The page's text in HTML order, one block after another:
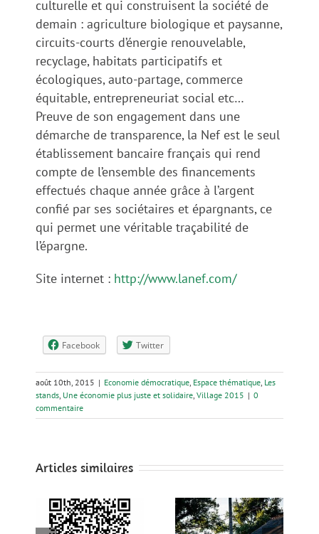
culturelle et qui construisent la société de
demain : agriculture biologique et paysanne,
circuits-courts d’énergie renouvelable,
recyclage, habitats participatifs et
écologiques, auto-partage, commerce
équitable, entrepreneuriat social etc…
Preuve de son engagement dans une
démarche de transparence, la Nef est le seul
établissement bancaire français qui rend
compte de l’ensemble des financements
effectués chaque année grâce à l’argent
confié par ses sociétaires et épargnants, ce
qui permet une véritable traçabilité de
l’épargne.
Site internet : http://www.lanef.com/
Facebook Twitter
août 10th, 2015 | Economie démocratique Espace thématique Les
stands Une économie plus juste et solidaire Village 2015 | 0
commentaire
Articles similaires